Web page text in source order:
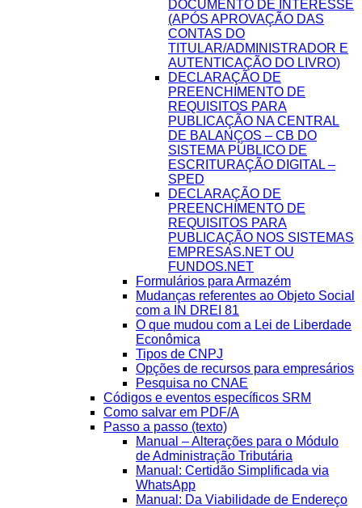
DOCUMENTO DE INTERESSE
(APÓS APROVAÇÃO DAS
CONTAS DO
TITULAR/ADMINISTRADOR E
AUTENTICAÇÃO DO LIVRO)
DECLARAÇÃO DE
PREENCHIMENTO DE
REQUISITOS PARA
PUBLICAÇÃO NA CENTRAL
DE BALANÇOS – CB DO
SISTEMA PÚBLICO DE
ESCRITURAÇÃO DIGITAL –
SPED
DECLARAÇÃO DE
PREENCHIMENTO DE
REQUISITOS PARA
PUBLICAÇÃO NOS SISTEMAS
EMPRESAS.NET OU
FUNDOS.NET
Formulários para Armazém
Mudanças referentes ao Objeto Social
com a IN DREI 81
O que mudou com a Lei de Liberdade
Econômica
Tipos de CNPJ
Opções de recursos para empresários
Pesquisa no CNAE
Códigos e eventos específicos SRM
Como salvar em PDF/A
Passo a passo (texto)
Manual – Alterações para o Módulo
de Administração Tributária
Manual: Certidão Simplificada via
WhatsApp
Manual: Da Viabilidade de Endereço